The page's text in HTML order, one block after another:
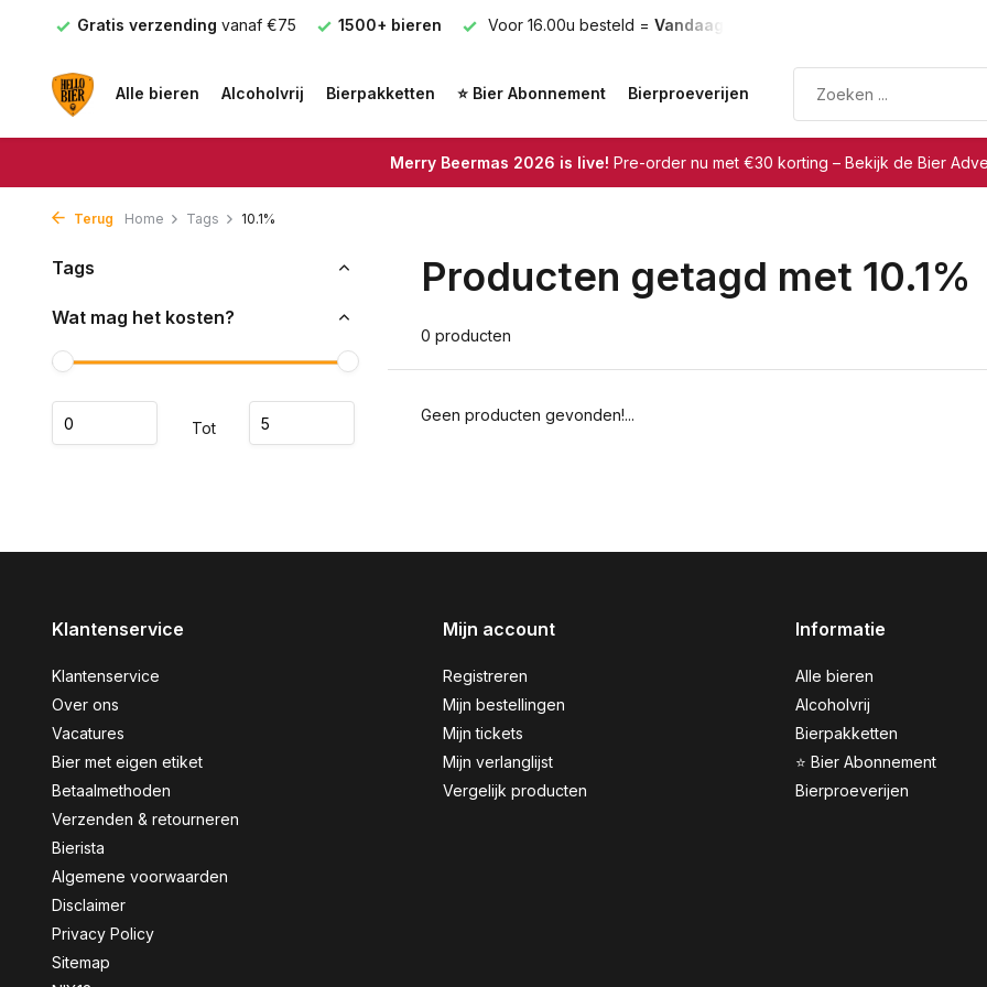
Gratis verzending vanaf €75 1500+ bieren Voor 16.00u besteld = Vandaag verzonden
Alle bieren Alcoholvrij Bierpakketten ⭐ Bier Abonnement Bierproeverijen
Merry Beermas 2026 is live! Pre-order nu met €30 korting – Bekijk de Bier
Terug Home Tags 10.1%
Tags
Wat mag het kosten?
Tot
Producten getagd met 10.1%
0 producten
Geen producten gevonden!...
Klantenservice
Klantenservice
Over ons
Vacatures
Bier met eigen etiket
Betaalmethoden
Verzenden & retourneren
Bierista
Algemene voorwaarden
Disclaimer
Privacy Policy
Sitemap
Mijn account
Registreren
Mijn bestellingen
Mijn tickets
Mijn verlanglijst
Vergelijk producten
Informatie
Alle bieren
Alcoholvrij
Bierpakketten
⭐ Bier Abonnement
Bierproeverijen